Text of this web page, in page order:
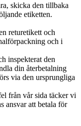
skicka den tillbaka
etiketten.
returetikett och
och i
inspekterat den
din återbetalning
via den ursprungliga
från vår sida täcker vi
ansvar att betala för